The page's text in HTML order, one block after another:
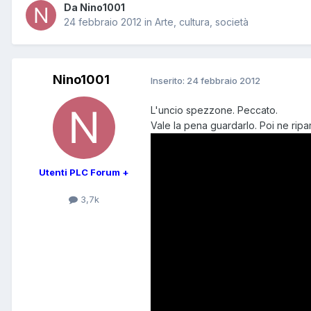
Da Nino1001
24 febbraio 2012 in Arte, cultura, società
Nino1001
Utenti PLC Forum +
3,7k
Inserito: 24 febbraio 2012
L'uncio spezzone. Peccato.
Vale la pena guardarlo. Poi ne